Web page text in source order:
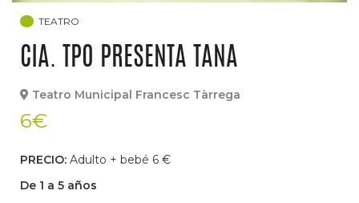
TEATRO
CIA. TPO PRESENTA TANA
Teatro Municipal Francesc Tàrrega
6€
PRECIO: Adulto + bebé 6 €
De 1 a 5 años